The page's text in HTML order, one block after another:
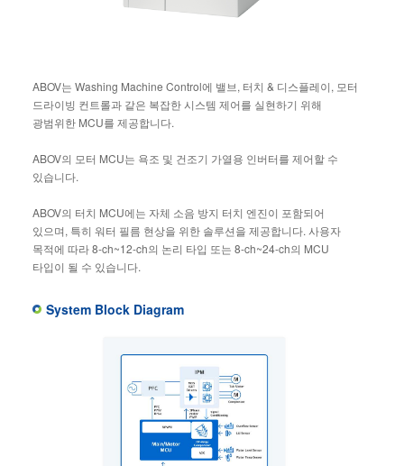
ABOV는 Washing Machine Control에 밸브, 터치 & 디스플레이, 모터
드라이빙 컨트롤과 같은 복잡한 시스템 제어를 실현하기 위해
광범위한 MCU를 제공합니다.
ABOV의 모터 MCU는 욕조 및 건조기 가열용 인버터를 제어할 수
있습니다.
ABOV의 터치 MCU에는 자체 소음 방지 터치 엔진이 포함되어
있으며, 특히 워터 필름 현상을 위한 솔루션을 제공합니다. 사용자
목적에 따라 8-ch~12-ch의 논리 타입 또는 8-ch~24-ch의 MCU
타입이 될 수 있습니다.
System Block Diagram